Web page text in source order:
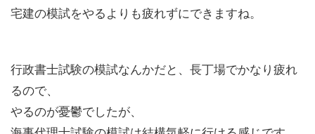
宅建の模試をやるよりも疲れずにできますね。
行政書士試験の模試なんかだと、長丁場でかなり疲れ
るので、
やるのが憂鬱でしたが、